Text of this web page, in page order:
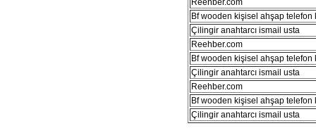
Reehber.com
Bf wooden kişisel ahşap telefon
Çilingir anahtarcı ismail usta
Reehber.com
Bf wooden kişisel ahşap telefon
Çilingir anahtarcı ismail usta
Reehber.com
Bf wooden kişisel ahşap telefon
Çilingir anahtarcı ismail usta